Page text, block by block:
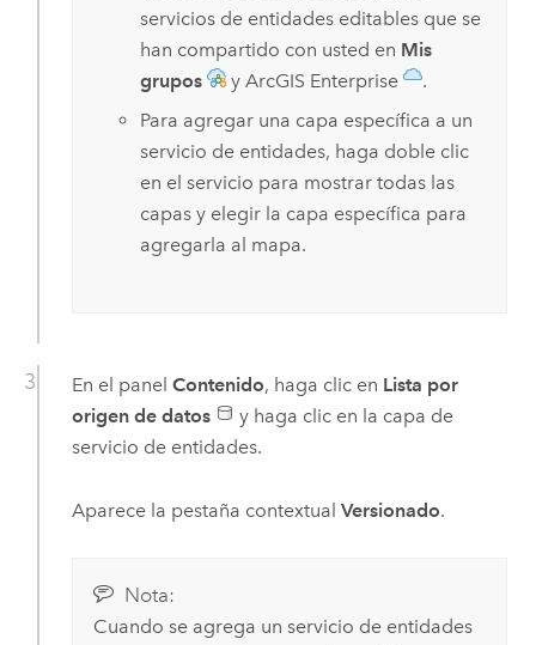
servicios de entidades editables que se
han compartido con usted en Mis
grupos
y ArcGIS Enterprise
.
Para agregar una capa específica a un
servicio de entidades, haga doble clic
en el servicio para mostrar todas las
capas y elegir la capa específica para
agregarla al mapa.
En el panel Contenido, haga clic en Lista por
origen de datos
y haga clic en la capa de
servicio de entidades.
Aparece la pestaña contextual Versionado.
Nota:
Cuando se agrega un servicio de entidades